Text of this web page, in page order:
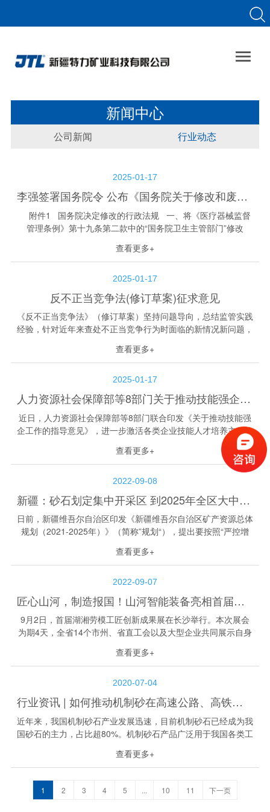

新闻中心
公司新闻 行业动态
2025-01-17
李强签署国务院令 公布《国务院关于修改和废止部分行政法规的决定》
附件1 国务院决定修改的行政法规 一、将《医疗器械监督
管理条例》第十九条第二款中的“国务院卫生主管部门”修改
百零三条中的“计...
查看更多+
2025-01-17
反不正当竞争法(修订草案)征求意见
《反不正当竞争法》（修订草案）坚持问题导向，总结监管实践
经验，针对近年来查处不正当竞争行为时面临的新情况新问题，
正当竞争行为相关规定、完善反不正...
查看更多+
2025-01-17
人力资源社会保障部等8部门关于推动技能强企工作的指导意见
近日，人力资源社会保障部等8部门联合印发《关于推动技能强
企工作的指导意见》，进一步激活各类企业技能人才培养主体作
用，促进职工增技、技能增收、企业增效。 人力资源社会保障
部等8部门关于推动技能强企工作的...
查看更多+
2022-09-08
新疆：砂石划定集中开采区 到2025年全区大中型矿山占比要达40%以上
日前，新疆维吾尔自治区印发《新疆维吾尔自治区矿产资源总体
规划（2021-2025年）》（简称”规划“），提出要按照“严控增
提高集约化、规模化开采...
查看更多+
2022-09-07
匠心山河，制造报国！山河智能装备亮相首届湖湘劳模工匠创新成果展
9月2日，首届湖湘劳模工匠创新成果展在长沙举行。本次展会
为期4天，全省14个市州、省直工会以及大型企业共同展示自身
山河智能一直致力于对知识型、技...
查看更多+
2020-07-04
行业资讯 | 如何推动机制砂在高速公路、高铁等领域的使用，保障机制砂石产品质量？
近年来，我国机制砂石产业发展迅速，目前机制砂石已经成为我
国砂石的主力，占比超80%。机制砂石产品广泛用于我国各类工
砂产品，且项目地点偏僻，砂石供...
查看更多+
1 2 3 4 5 ... 10 11 下一页